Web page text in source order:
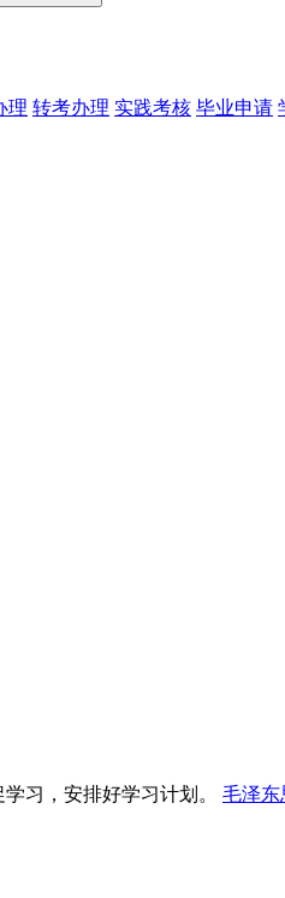
理 转考办理 实践考核 毕业申请
习，安排好学习计划。 毛泽东